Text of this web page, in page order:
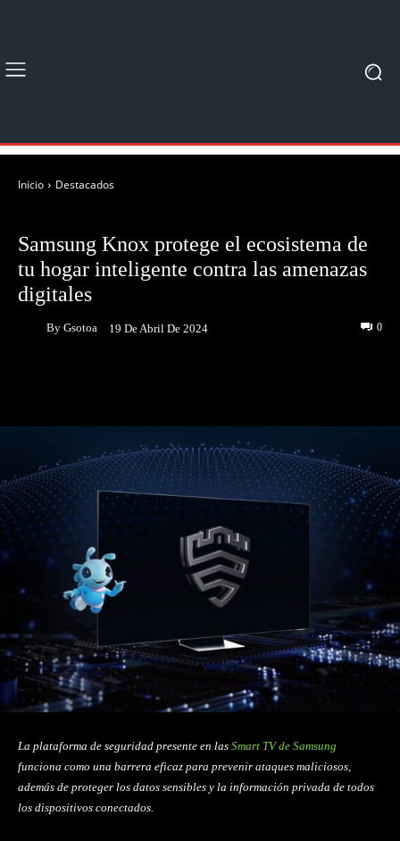
Inicio Destacados
Samsung Knox protege el ecosistema de
tu hogar inteligente contra las amenazas
digitales
By Gsotoa 19 De Abril De 2024 0
La plataforma de seguridad presente en las Smart TV de Samsung
funciona como una barrera eficaz para prevenir ataques maliciosos,
además de proteger los datos sensibles y la información privada de todos
los dispositivos conectados.